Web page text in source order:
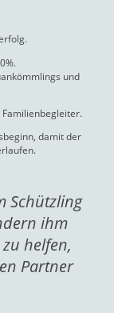
und
damit der
Schützling
ihm
helfen,
Partner